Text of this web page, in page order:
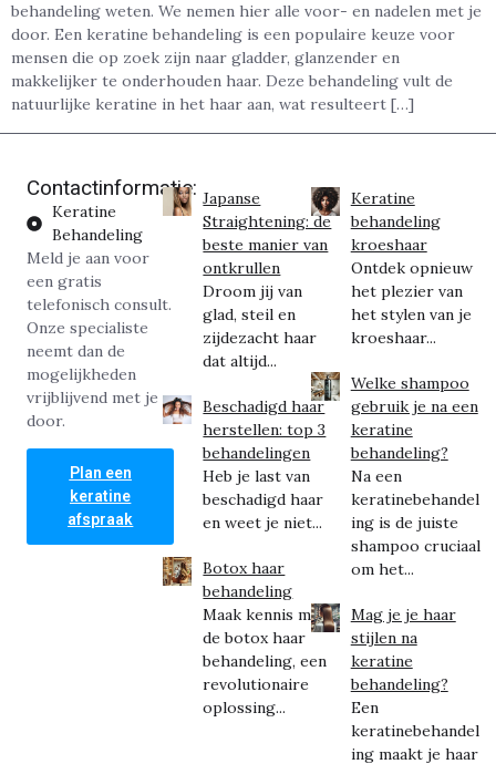
behandeling weten. We nemen hier alle voor- en nadelen met je
door. Een keratine behandeling is een populaire keuze voor
mensen die op zoek zijn naar gladder, glanzender en
makkelijker te onderhouden haar. Deze behandeling vult de
natuurlijke keratine in het haar aan, wat resulteert […]
Contactinformatie:
Keratine
Behandeling
Meld je aan voor
een gratis
telefonisch consult.
Onze specialiste
neemt dan de
mogelijkheden
vrijblijvend met je
door.
Plan een
keratine
afspraak
Japanse
Straightening: de
beste manier van
ontkrullen
Droom jij van
glad, steil en
zijdezacht haar
dat altijd...
Beschadigd haar
herstellen: top 3
behandelingen
Heb je last van
beschadigd haar
en weet je niet...
Botox haar
behandeling
Maak kennis met
de botox haar
behandeling, een
revolutionaire
oplossing...
Keratine
behandeling
kroeshaar
Ontdek opnieuw
het plezier van
het stylen van je
kroeshaar...
Welke shampoo
gebruik je na een
keratine
behandeling?
Na een
keratinebehandel
ing is de juiste
shampoo cruciaal
om het...
Mag je je haar
stijlen na
keratine
behandeling?
Een
keratinebehandel
ing maakt je haar